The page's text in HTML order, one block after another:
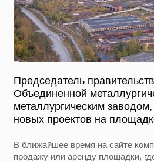
Председатель
Объединенной
металлургическим
новых проектов на
В ближайшее время на сайте
продажу или аренду площадки,